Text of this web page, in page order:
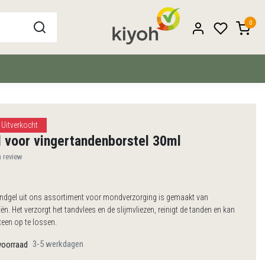
0
Uitverkocht
voor vingertandenborstel 30ml
review
uit ons assortiment voor mondverzorging is gemaakt van
Het verzorgt het tandvlees en de slijmvliezen, reinigt de tanden en kan
op te lossen.
3-5 werkdagen